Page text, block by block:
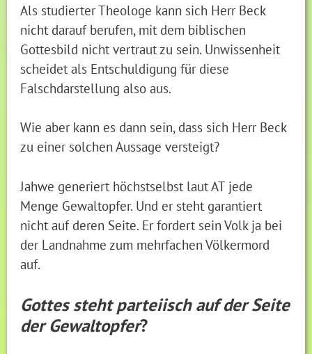
Als studierter Theologe kann sich Herr Beck
nicht darauf berufen, mit dem biblischen
Gottesbild nicht vertraut zu sein. Unwissenheit
scheidet als Entschuldigung für diese
Falschdarstellung also aus.
Wie aber kann es dann sein, dass sich Herr Beck
zu einer solchen Aussage versteigt?
Jahwe generiert höchstselbst laut AT jede
Menge Gewaltopfer. Und er steht garantiert
nicht auf deren Seite. Er fordert sein Volk ja bei
der Landnahme zum mehrfachen Völkermord
auf.
Gottes steht parteiisch auf der Seite
der Gewaltopfer?